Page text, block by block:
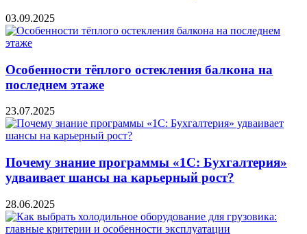
03.09.2025
Особенности тёплого остекления балкона на
последнем этаже
23.07.2025
Почему знание программы «1С: Бухгалтерия»
удваивает шансы на карьерный рост?
28.06.2025